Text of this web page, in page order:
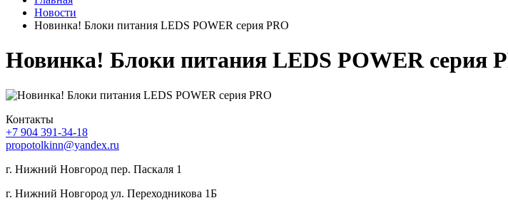
Новости
Новинка! Блоки питания LEDS POWER серия PRO
Новинка! Блоки питания LEDS POWER серия
Контакты
+7 904 391-34-18
propotolkinn@yandex.ru
г. Нижний Новгород пер. Паскаля 1
г. Нижний Новгород ул. Переходникова 1Б